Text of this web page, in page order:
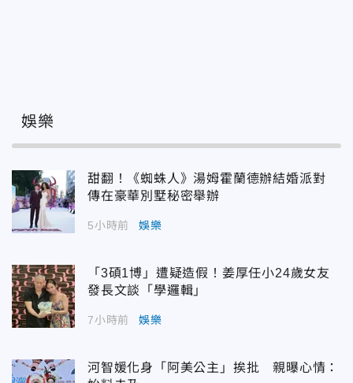
娛樂
甜翻！《蜘蛛人》湯姆霍蘭德辦結婚派對
傳在豪華別墅秘密舉辦
5小時前 娛樂
「3碩1博」遭疑造假！姜厚任小24歲女友
發長文談「學邏輯」
7小時前 娛樂
河智媛化身「阿美公主」挨批 親曝心情：